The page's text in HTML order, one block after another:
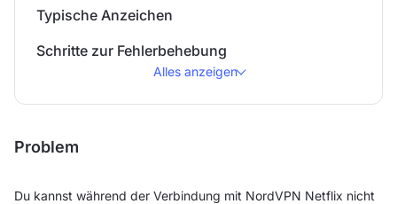
Typische Anzeichen
Schritte zur Fehlerbehebung
Alles anzeigen
Problem
Du kannst während der Verbindung mit NordVPN Netflix nicht